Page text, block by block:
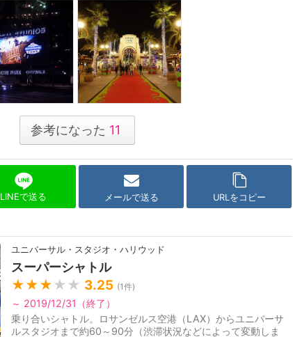
参考になった 11
LINEで送る メールで送る URLをコピー
ユニバーサル・スタジオ・ハリウッド
スーパーシャトル
★★★ ★★ 3.25 (1件)
～ 2019/12/31（終了）
乗り合いシャトル。ロサンゼルス空港（LAX）からユニバーサ
ルスタジオまで約60～90分（渋滞状況などによって変動しま